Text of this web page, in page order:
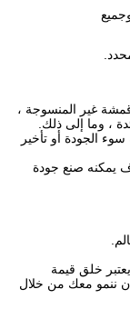
مهنية للأقمشة غير المنسوجة ،
، وما إلى ذلك.
سوء الجودة أو تأخير
يمكنه صنع جودة
خلق قيمة
ننمو معك من خلال